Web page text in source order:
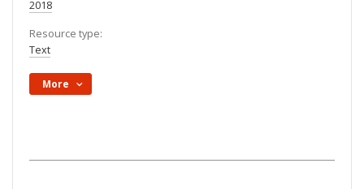
2018
Resource type:
Text
More